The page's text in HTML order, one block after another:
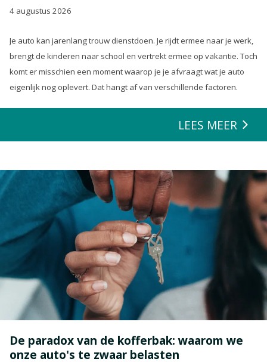
4 augustus 2026
Je auto kan jarenlang trouw dienstdoen. Je rijdt ermee naar je werk,
brengt de kinderen naar school en vertrekt ermee op vakantie. Toch
komt er misschien een moment waarop je je afvraagt wat je auto
eigenlijk nog oplevert. Dat hangt af van verschillende factoren.
LEES MEER
De paradox van de kofferbak: waarom we
onze auto's te zwaar belasten